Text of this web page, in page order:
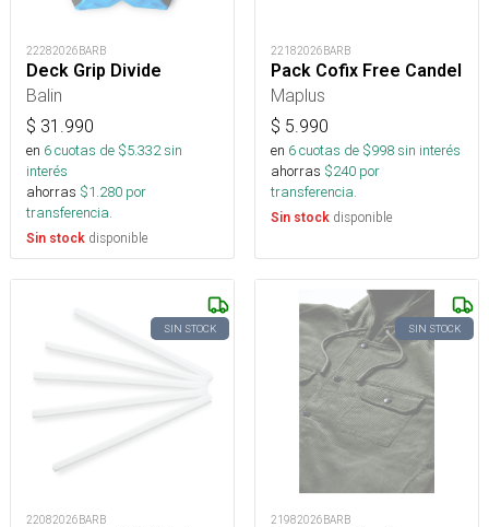
22282026BARB
Deck Grip Divide
Balin
$ 31.990
en 6cuotas de $5.332sin
interés
ahorras $1.280 por
transferencia.
Sin stock disponible
22182026BARB
Pack Cofix Free Candel
Maplus
$ 5.990
en 6cuotas de $998sin interés
ahorras $240 por
transferencia.
Sin stock disponible
SIN STOCK
22082026BARB
SIN STOCK
21982026BARB